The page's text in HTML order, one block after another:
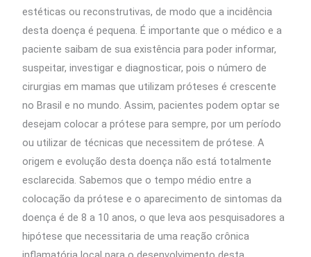
estéticas ou reconstrutivas, de modo que a incidência
desta doença é pequena. É importante que o médico e a
paciente saibam de sua existência para poder informar,
suspeitar, investigar e diagnosticar, pois o número de
cirurgias em mamas que utilizam próteses é crescente
no Brasil e no mundo. Assim, pacientes podem optar se
desejam colocar a prótese para sempre, por um período
ou utilizar de técnicas que necessitem de prótese. A
origem e evolução desta doença não está totalmente
esclarecida. Sabemos que o tempo médio entre a
colocação da prótese e o aparecimento de sintomas da
doença é de 8 a 10 anos, o que leva aos pesquisadores a
hipótese que necessitaria de uma reação crônica